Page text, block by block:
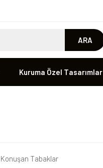
ARA
Kuruma Özel Tasarımlar
Konuşan Tabaklar